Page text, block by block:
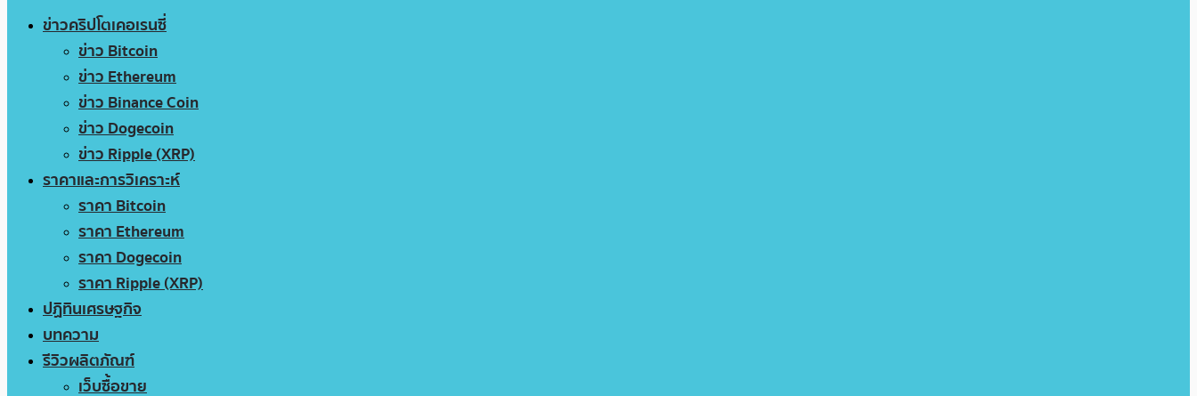
ข่าวคริปโตเคอเรนซี่
ข่าว Bitcoin
ข่าว Ethereum
ข่าว Binance Coin
ข่าว Dogecoin
ข่าว Ripple (XRP)
ราคาและการวิเคราะห์
ราคา Bitcoin
ราคา Ethereum
ราคา Dogecoin
ราคา Ripple (XRP)
ปฏิทินเศรษฐกิจ
บทความ
รีวิวผลิตภัณฑ์
เว็บซื้อขาย